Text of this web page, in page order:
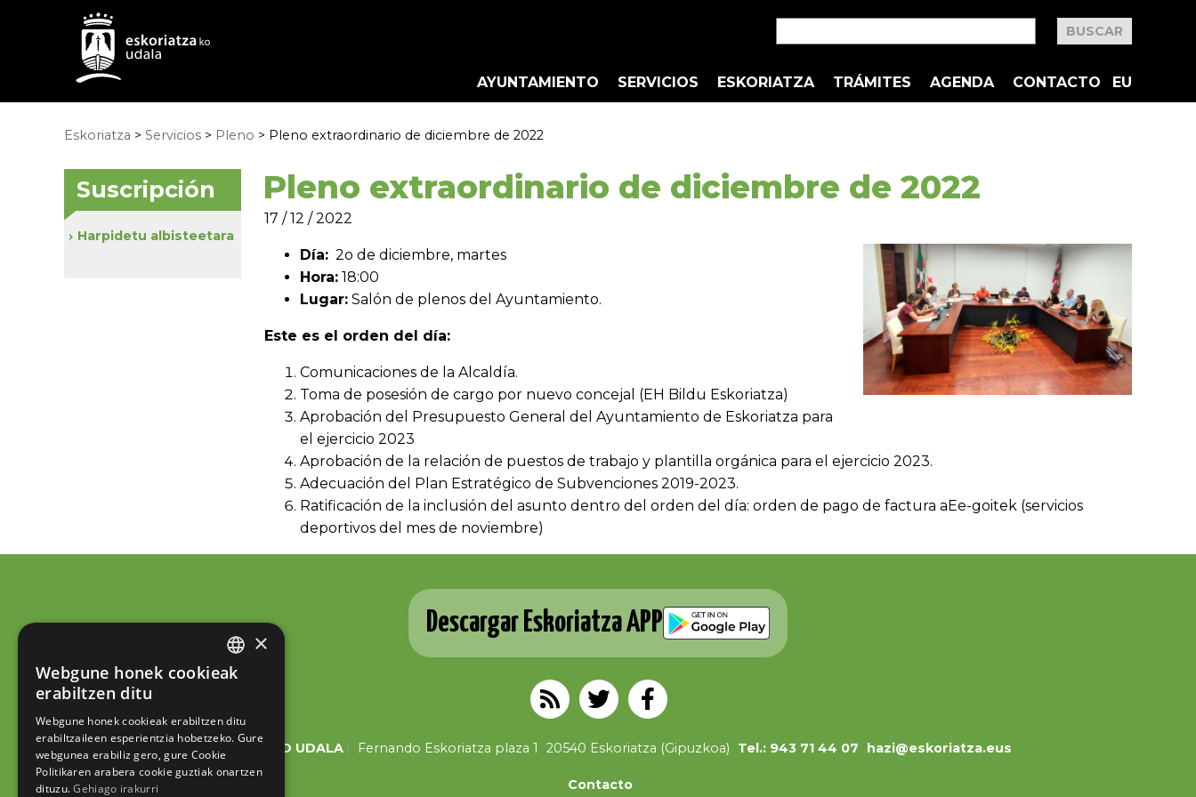
AYUNTAMIENTO SERVICIOS ESKORIATZA TRÁMITES AGENDA CONTACTO EU
Eskoriatza > Servicios > Pleno > Pleno extraordinario de diciembre de 2022
Pleno extraordinario de diciembre de 2022
17 / 12 / 2022
Día: 2o de diciembre, martes
Hora: 18:00
Lugar: Salón de plenos del Ayuntamiento.
Este es el orden del día:
Comunicaciones de la Alcaldía.
Toma de posesión de cargo por nuevo concejal (EH Bildu Eskoriatza)
Aprobación del Presupuesto General del Ayuntamiento de Eskoriatza para
el ejercicio 2023
Aprobación de la relación de puestos de trabajo y plantilla orgánica para el ejercicio 2023.
Adecuación del Plan Estratégico de Subvenciones 2019-2023.
Ratificación de la inclusión del asunto dentro del orden del día: orden de pago de factura aEe-goitek (servicios
deportivos del mes de noviembre)
Suscripción
Harpidetu albisteetara
Descargar Eskoriatza APP
ESKORIATZAKO UDALA Fernando Eskoriatza plaza 1 20540 Eskoriatza (Gipuzkoa) Tel.: 943 71 44 07 hazi@eskoriatza.eus
Contacto
BASQUE
SPANISH
×
Webgune honek cookieak
erabiltzen ditu
Webgune honek cookieak erabiltzen ditu
erabiltzaileen esperientzia hobetzeko. Gure
webgunea erabiliz gero, gure Cookie
Politikaren arabera cookie guztiak onartzen
dituzu. Gehiago irakurri